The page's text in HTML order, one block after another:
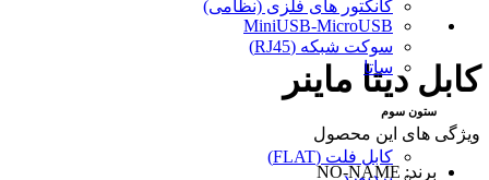
کانکتور های فلزی (نظامی)
MiniUSB-MicroUSB
سوکت شبکه (RJ45)
ساتا
ستون سوم
کابل فلت (FLAT)
کابل دیتا ماینر
ویژگی های این محصول
برند: NO-NAME